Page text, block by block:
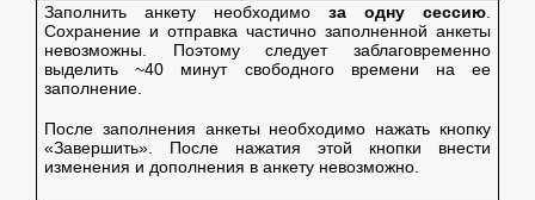
Заполнить анкету необходимоза одну сессию
Сохранение и отправка частично заполненной анкеты
невозможны. Поэтому следует заблаговременно
выделить ~40 минут свободного времени на ее
заполнение.
После заполнения анкеты необходимо нажать кнопку
«Завершить». После нажатия этой кнопки внести
изменения и дополнения в анкету невозможно.